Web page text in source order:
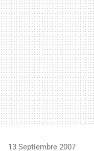
13 Septiembre 2007